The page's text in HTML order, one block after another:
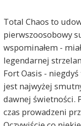
Total Chaos to
pierwszoosobowy
wspominałem -
legendarnej
Fort Oasis -
jest najwyżej
dawnej świetności.
czas prowadzeni